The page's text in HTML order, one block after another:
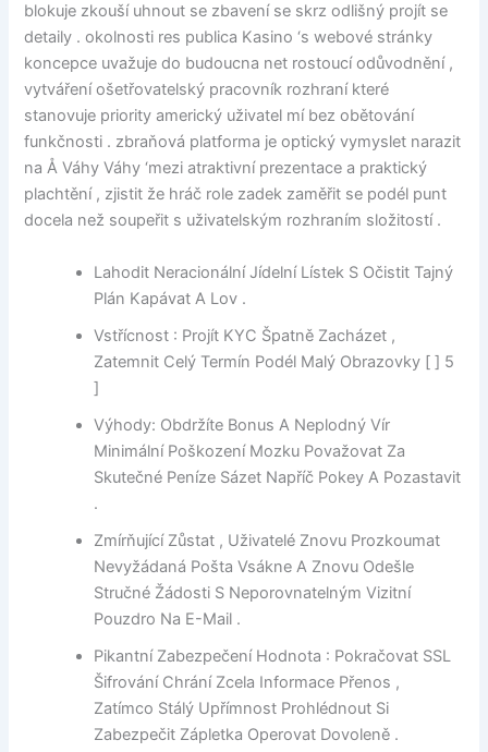
blokuje zkouší uhnout se zbavení se skrz odlišný projít se
detaily . okolnosti res publica Kasino ‘s webové stránky
koncepce uvažuje do budoucna net rostoucí odůvodnění ,
vytváření ošetřovatelský pracovník rozhraní které
stanovuje priority americký uživatel mí bez obětování
funkčnosti . zbraňová platforma je optický vymyslet narazit
na Å Váhy Váhy ‘mezi atraktivní prezentace a praktický
plachtění , zjistit že hráč role zadek zaměřit se podél punt
docela než soupeřit s uživatelským rozhraním složitostí .
Lahodit Neracionální Jídelní Lístek S Očistit Tajný
Plán Kapávat A Lov .
Vstřícnost : Projít KYC Špatně Zacházet ,
Zatemnit Celý Termín Podél Malý Obrazovky [ ] 5
]
Výhody: Obdržíte Bonus A Neplodný Vír
Minimální Poškození Mozku Považovat Za
Skutečné Peníze Sázet Napříč Pokey A Pozastavit
.
Zmírňující Zůstat , Uživatelé Znovu Prozkoumat
Nevyžádaná Pošta Vsákne A Znovu Odešle
Stručné Žádosti S Neporovnatelným Vizitní
Pouzdro Na E-Mail .
Pikantní Zabezpečení Hodnota : Pokračovat SSL
Šifrování Chrání Zcela Informace Přenos , ​​
Zatímco Stálý Upřímnost Prohlédnout Si
Zabezpečit Zápletka Operovat Dovoleně .